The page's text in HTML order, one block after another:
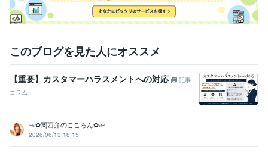
このブログを見た人にオススメ
【重要】カスタマーハラスメントへの対応
記事
コラム
⑅⁠˖⁠✿⁠関西弁のこころん✿⁠⁠˖⁠⑅
2026/06/13 18:15